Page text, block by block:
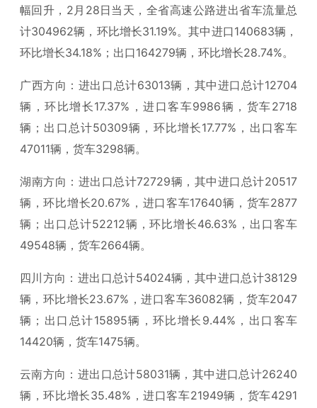
幅回升，2月28日当天，全省高速公路进出省车流量总
计304962辆，环比增长31.19%。其中进口140683辆，
环比增长34.18%；出口164279辆，环比增长28.74%。
广西方向：进出口总计63013辆，其中进口总计12704
辆，环比增长17.37%，进口客车9986辆，货车2718
辆；出口总计50309辆，环比增长17.77%，出口客车
47011辆，货车3298辆。
湖南方向：进出口总计72729辆，其中进口总计20517
辆，环比增长20.67%，进口客车17640辆，货车2877
辆；出口总计52212辆，环比增长46.63%，出口客车
49548辆，货车2664辆。
四川方向：进出口总计54024辆，其中进口总计38129
辆，环比增长23.67%，进口客车36082辆，货车2047
辆；出口总计15895辆，环比增长9.44%，出口客车
14420辆，货车1475辆。
云南方向：进出口总计58031辆，其中进口总计26240
辆，环比增长35.48%，进口客车21949辆，货车4291